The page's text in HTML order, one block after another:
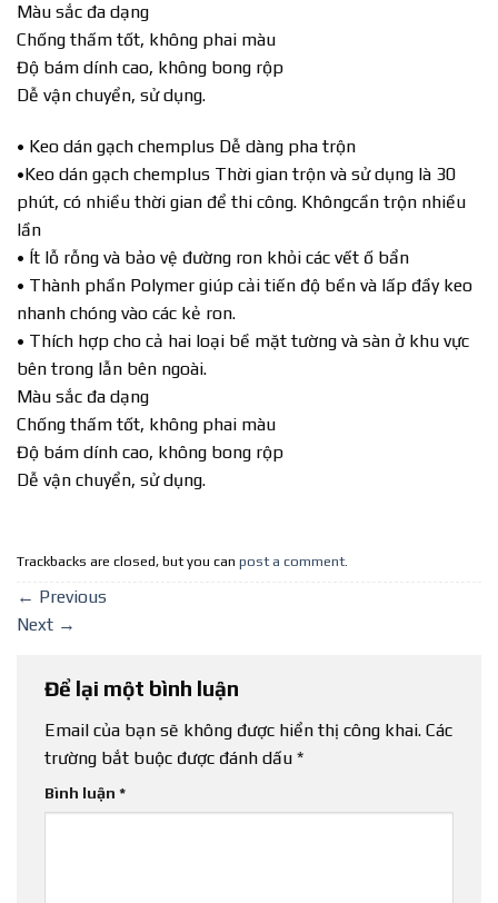
Màu sắc đa dạng
Chống thấm tốt, không phai màu
Độ bám dính cao, không bong rộp
Dễ vận chuyển, sử dụng.
• Keo dán gạch chemplus Dễ dàng pha trộn
•Keo dán gạch chemplus Thời gian trộn và sử dụng là 30
phút, có nhiều thời gian để thi công. Khôngcần trộn nhiều
lần
• Ít lỗ rỗng và bảo vệ đường ron khỏi các vết ố bẩn
• Thành phần Polymer giúp cải tiến độ bền và lấp đầy keo
nhanh chóng vào các kẻ ron.
• Thích hợp cho cả hai loại bề mặt tường và sàn ở khu vực
bên trong lẫn bên ngoài.
Màu sắc đa dạng
Chống thấm tốt, không phai màu
Độ bám dính cao, không bong rộp
Dễ vận chuyển, sử dụng.
Trackbacks are closed, but you can post a comment.
← Previous
Next →
Để lại một bình luận
Email của bạn sẽ không được hiển thị công khai. Các
trường bắt buộc được đánh dấu *
Bình luận *